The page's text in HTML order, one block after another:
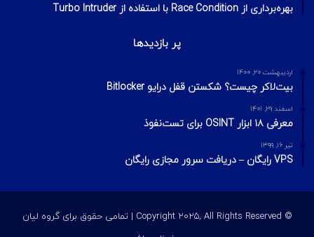
بهره‌برداری از Race Condition با استفاده از Turbo Intruder
پر بازدیدها
اردیبهشت ۲۰, ۱۴۰۰
بیت‌لاکر چیست؟ شکستن قفل درایو Bitlocker
اسفند ۲۹, ۱۴۰۱
معرفی ۱۸ ابزار OSINT برای تست‌نفوذ
تیر ۱۶, ۱۳۹۹
VPS رایگان – دریافت سرور مجازی رایگان
© Copyright 2025, All Rights Reserved | تمامی حقوق برای گروه لیان